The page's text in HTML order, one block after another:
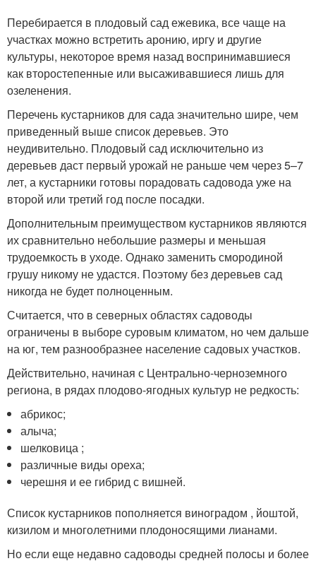
Перебирается в плодовый сад ежевика, все чаще на
участках можно встретить аронию, иргу и другие
культуры, некоторое время назад воспринимавшиеся
как второстепенные или высаживавшиеся лишь для
озеленения.
Перечень кустарников для сада значительно шире, чем
приведенный выше список деревьев. Это
неудивительно. Плодовый сад исключительно из
деревьев даст первый урожай не раньше чем через 5–7
лет, а кустарники готовы порадовать садовода уже на
второй или третий год после посадки.
Дополнительным преимуществом кустарников являются
их сравнительно небольшие размеры и меньшая
трудоемкость в уходе. Однако заменить смородиной
грушу никому не удастся. Поэтому без деревьев сад
никогда не будет полноценным.
Считается, что в северных областях садоводы
ограничены в выборе суровым климатом, но чем дальше
на юг, тем разнообразнее население садовых участков.
Действительно, начиная с Центрально-черноземного
региона, в рядах плодово-ягодных культур не редкость:
абрикос;
алыча;
шелковица ;
различные виды ореха;
черешня и ее гибрид с вишней.
Список кустарников пополняется виноградом , йоштой,
кизилом и многолетними плодоносящими лианами.
Но если еще недавно садоводы средней полосы и более